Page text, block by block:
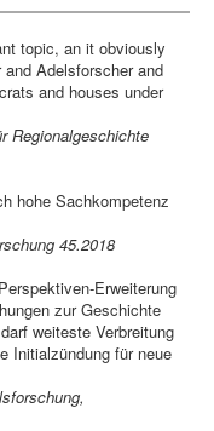
topic, an it obviously
Adelsforscher and
and houses under
Regionalgeschichte
hohe Sachkompetenz
45.2018
Erweiterung
zur Geschichte
weiteste Verbreitung
Initialzündung für neue